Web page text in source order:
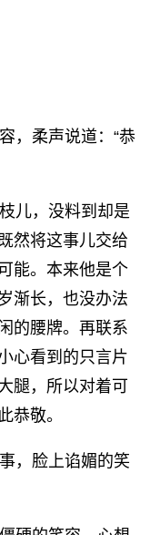
，柔声说道：“恭
儿，没料到却是
然将这事儿交给
能。本来他是个
渐长，也没办法
的腰牌。再联系
心看到的只言片
腿，所以对着可
恭敬。
，脸上谄媚的笑